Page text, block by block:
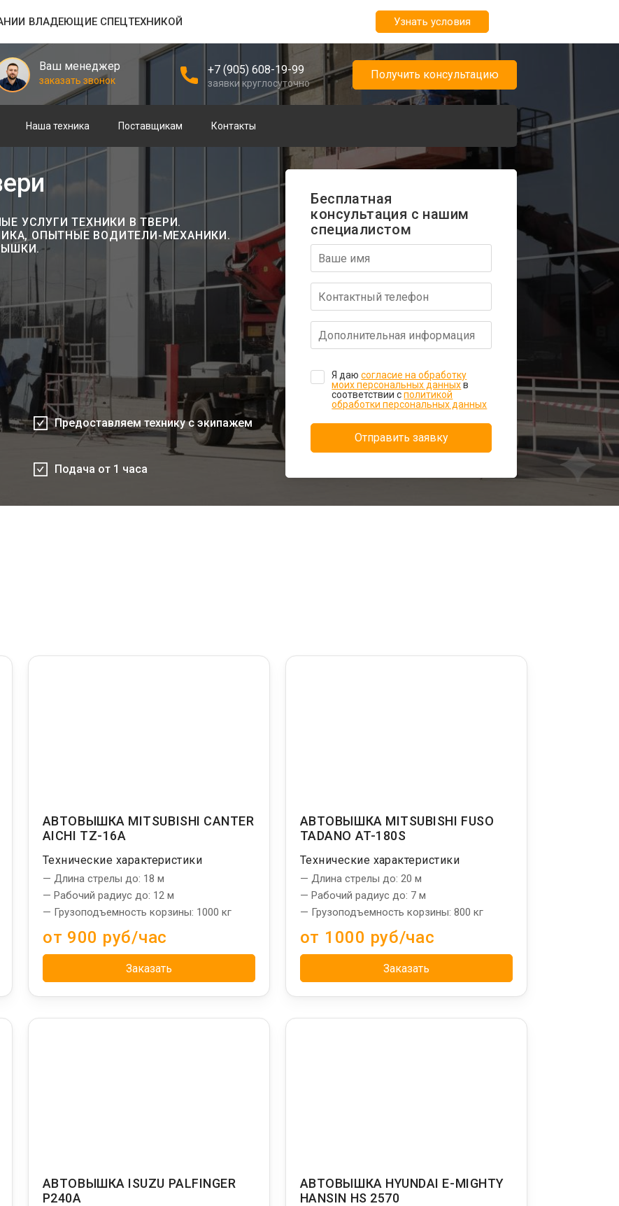
ВЛАДЕЮЩИЕ СПЕЦТЕХНИКОЙ Узнать условия
Ваш менеджер
заказать звонок
+7 (905) 608-19-99
заявки круглосуточно
Получить консультацию
Наша техника Поставщикам Контакты
УСЛУГИ ТЕХНИКИ В ТВЕРИ.
ОПЫТНЫЕ ВОДИТЕЛИ-МЕХАНИКИ.
Предоставляем технику с экипажем
Подача от 1 часа
Бесплатная
консультация с нашим
специалистом
Я даюсогласие на обработку
моих персональных данныхв
соответствии сполитикой
обработки персональных данных
Отправить заявку
АВТОВЫШКА MITSUBISHI CANTER
AICHI TZ-16A
Технические характеристики
— Длина стрелы до: 18 м
— Рабочий радиус до: 12 м
— Грузоподъемность корзины: 1000 кг
от 900 руб/час
Заказать
АВТОВЫШКА MITSUBISHI FUSO
TADANO AT-180S
Технические характеристики
— Длина стрелы до: 20 м
— Рабочий радиус до: 7 м
— Грузоподъемность корзины: 800 кг
от 1000 руб/час
Заказать
АВТОВЫШКА ISUZU PALFINGER
P240A
АВТОВЫШКА HYUNDAI E-MIGHTY
HANSIN HS 2570